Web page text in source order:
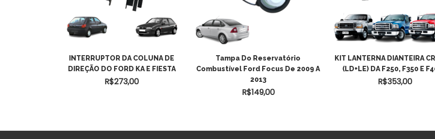
INTERRUPTOR DA COLUNA DE
DIREÇÃO DO FORD KA E FIESTA
R$273,00
Tampa Do Reservatório
Combustível Ford Focus De 2009 A
2013
R$149,00
KIT LANTERNA DIANTEIRA
(LD+LE) DA F250, F350 E
R$353,00